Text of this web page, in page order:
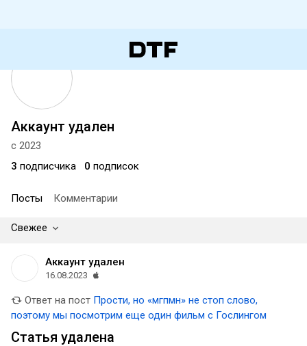
Аккаунт удален
с 2023
3 подписчика 0 подписок
Посты Комментарии
Свежее
Аккаунт удален
16.08.2023
Ответ на пост Прости, но «мгпмн» не стоп слово,
поэтому мы посмотрим еще один фильм с Гослингом
Статья удалена